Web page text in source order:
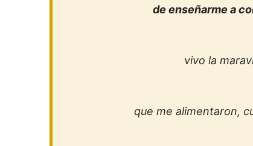
de enseñarme a
vivo la
que me alimentaron,